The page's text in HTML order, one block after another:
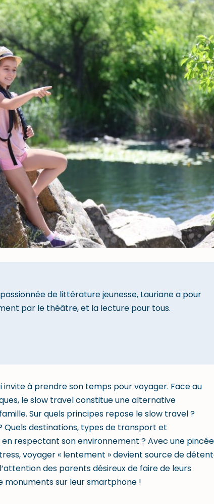
de littérature jeunesse, Lauriane a pour
par le théâtre, et la lecture pour tous.
invite à prendre son temps pour voyager. Face au
le slow travel constitue une alternative
Sur quels principes repose le slow travel ?
destinations, types de transport et
respectant son environnement ? Avec une pincée
voyager « lentement » devient source de
des parents désireux de faire de leurs
monuments sur leur smartphone !